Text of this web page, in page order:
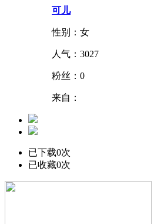
可儿
性别：女
人气： 3027
粉丝： 0
来自：
已下载0次
已收藏0次